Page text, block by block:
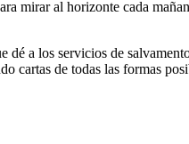
mirar al horizonte cada
dé a los servicios de
cartas de todas las formas